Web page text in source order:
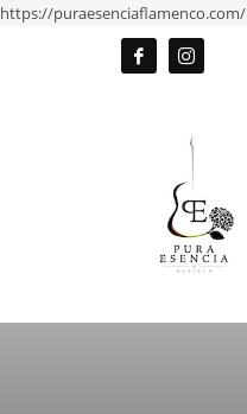
https://puraesenciaflamenco.com/